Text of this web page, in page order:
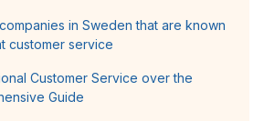
in Sweden that are known
customer service
Customer Service over the
Guide